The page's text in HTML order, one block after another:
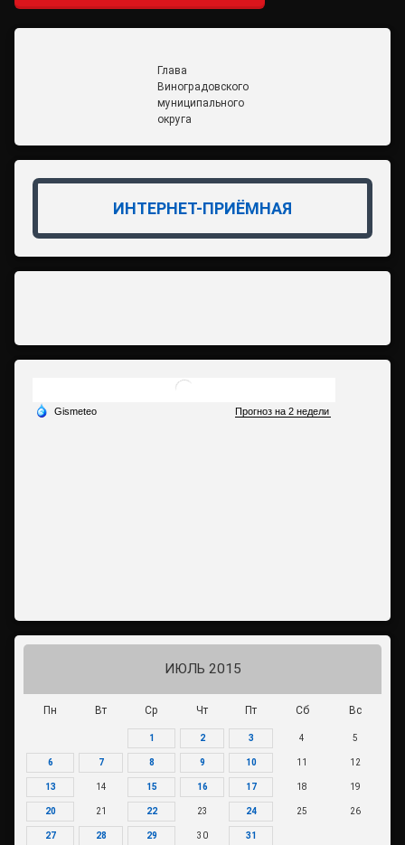
Глава
Виноградовского
муниципального
округа
ИНТЕРНЕТ-ПРИЁМНАЯ
ИЮЛЬ 2015
Пн Вт Ср Чт Пт Сб Вс
1 2 3 4 5
6 7 8 9 10 11 12
13 14 15 16 17 18 19
20 21 22 23 24 25 26
27 28 29 30 31